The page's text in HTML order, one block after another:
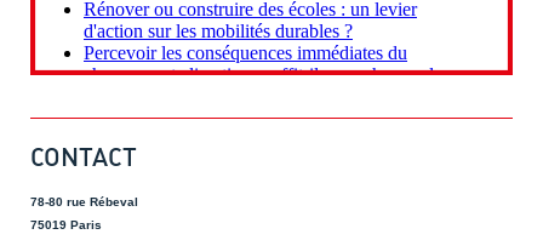
CONTACT
78-80 rue Rébeval
75019 Paris